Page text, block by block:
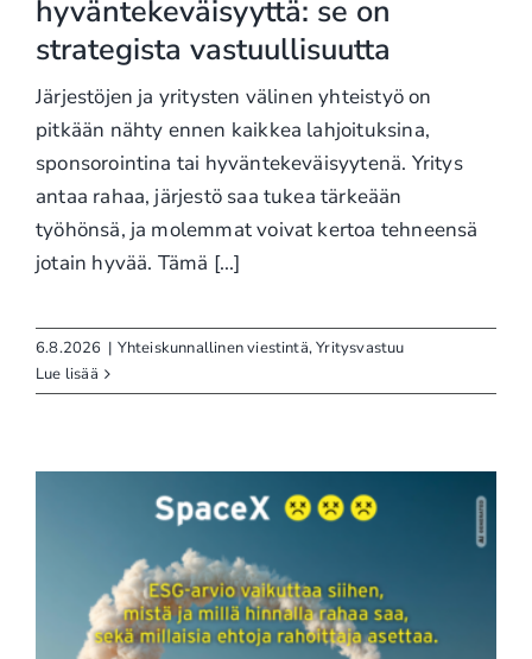
hyväntekeväisyyttä: se on
strategista vastuullisuutta
Järjestöjen ja yritysten välinen yhteistyö on
pitkään nähty ennen kaikkea lahjoituksina,
sponsorointina tai hyväntekeväisyytenä. Yritys
antaa rahaa, järjestö saa tukea tärkeään
työhönsä, ja molemmat voivat kertoa tehneensä
jotain hyvää. Tämä [...]
6.8.2026 | Yhteiskunnallinen viestintä,Yritysvastuu
Lue lisää